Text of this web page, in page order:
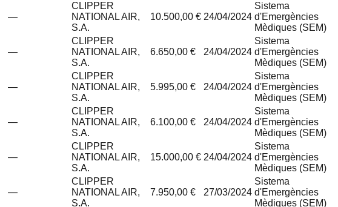
—
CLIPPER
NATIONAL AIR,
S.A.
10.500,00 € 24/04/2024
Sistema
d'Emergències
Mèdiques (SEM)
—
CLIPPER
NATIONAL AIR,
S.A.
6.650,00 € 24/04/2024
Sistema
d'Emergències
Mèdiques (SEM)
—
CLIPPER
NATIONAL AIR,
S.A.
5.995,00 € 24/04/2024
Sistema
d'Emergències
Mèdiques (SEM)
—
CLIPPER
NATIONAL AIR,
S.A.
6.100,00 € 24/04/2024
Sistema
d'Emergències
Mèdiques (SEM)
—
CLIPPER
NATIONAL AIR,
S.A.
15.000,00 € 24/04/2024
Sistema
d'Emergències
Mèdiques (SEM)
—
CLIPPER
NATIONAL AIR,
S.A.
7.950,00 € 27/03/2024
Sistema
d'Emergències
Mèdiques (SEM)